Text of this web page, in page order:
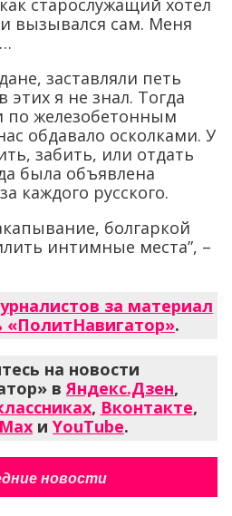
старослужащий хотел
вызывался сам. Меня
заставляли петь
я не знал. Тогда
по железобетонным
обдавало осколками. У
забить, или отдать
была объявлена
каждого русского.
болгаркой
интимные места”, –
за материал
.
на новости
вЯндекс.Дзен,
, Вконтакте,
Max и YouTube.
новости